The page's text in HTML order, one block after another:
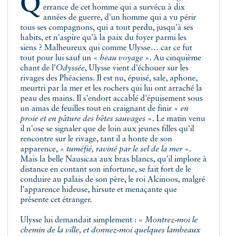
Qui se souvient de l'infortune et de la longue errance de cet homme qui a survécu à dix
années de guerre, d'un homme qui a vu périr
tous ses compagnons, qui a tout perdu, jusqu'à ses
habits, et n'aspire qu'à la paix du foyer parmi les
siens ? Malheureux qui comme Ulysse… car ce fut
tout pour lui sauf un « beau voyage ». Au cinquième
chant de l'Odyssée, Ulysse vient d'échouer sur les
rivages des Phéaciens. Il est nu, épuisé, sale, aphone,
meurtri par la mer et les rochers qui lui ont arraché la
peau des mains. Il s'endort accablé d'épuisement sous
un amas de feuilles tout en craignant de finir « en
proie et en pâture des bêtes sauvages ». Le matin venu
il n'ose se signaler que de loin aux jeunes filles qu'il
rencontre sur le rivage, tant il a honte de son
apparence, « tuméfié, raviné par le sel de la mer».
Mais la belle Nausicaa aux bras blancs, qu'il implore à
distance en contant son infortune, se fait fort de le
conduire au palais de son père, le roi Alcinoos, malgré
l'apparence hideuse, hirsute et menaçante que
présente cet étranger.
Ulysse lui demandait simplement : « Montrez‑moi le
chemin de la ville, et donnez‑moi quelques lambeaux